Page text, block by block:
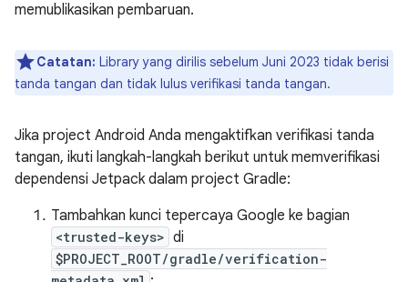
memublikasikan pembaruan.
Catatan: Library yang dirilis sebelum Juni 2023 tidak berisi
tanda tangan dan tidak lulus verifikasi tanda tangan.
Jika project Android Anda mengaktifkan verifikasi tanda
tangan, ikuti langkah-langkah berikut untuk memverifikasi
dependensi Jetpack dalam project Gradle:
Tambahkan kunci tepercaya Google ke bagian
<trusted-keys> di
$PROJECT_ROOT/gradle/verification-